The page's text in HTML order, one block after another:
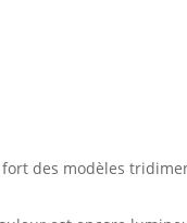
des modèles